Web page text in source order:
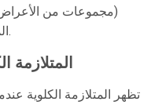
(مجموعات من الأعراض
المتلازمة الكلوية والمتلازمة النفرية.
المتلازمة
تظهر المتلازمة الكلوية